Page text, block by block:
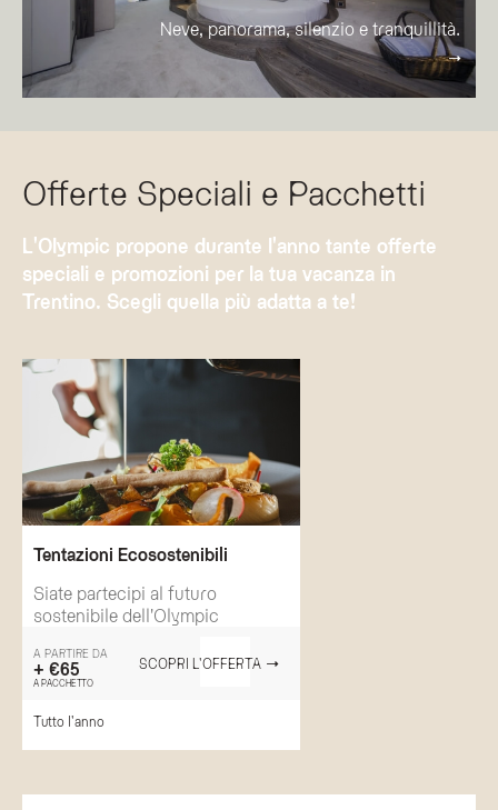
Neve, panorama, silenzio e tranquillità.
Offerte Speciali e Pacchetti
L'Olympic propone durante l'anno tante offerte
speciali e promozioni per la tua vacanza in
Trentino. Scegli quella più adatta a te!
Tentazioni Ecosostenibili
Siate partecipi al futuro
sostenibile dell'Olympic
A PARTIRE DA
+ €65
A PACCHETTO
SCOPRI L'OFFERTA
Tutto l'anno